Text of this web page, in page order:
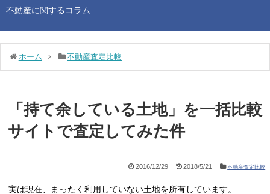
不動産に関するコラム
ホーム 不動産査定比較
「持て余している土地」を一括比較
サイトで査定してみた件
2016/12/29 2018/5/21 不動産査定比較
実は現在、まったく利用していない土地を所有しています。